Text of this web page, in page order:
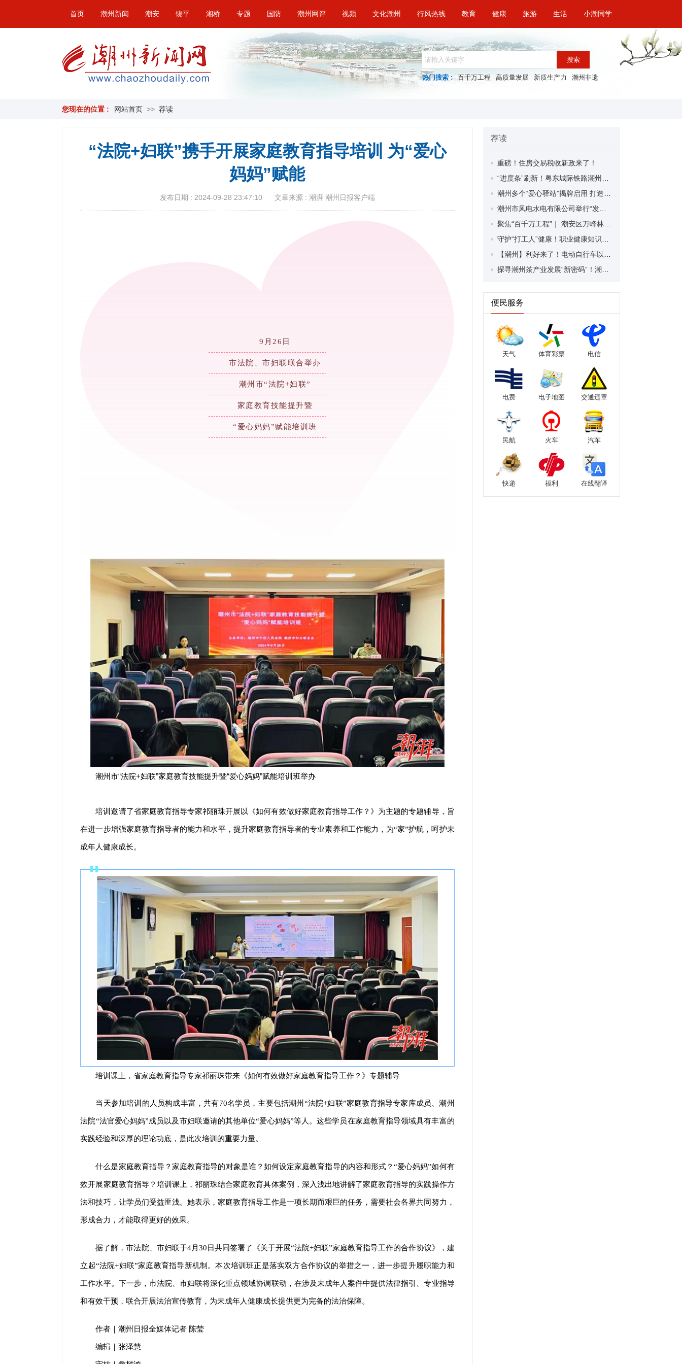
首页 潮州新闻 潮安 饶平 湘桥 专题 国防 潮州网评 视频 文化潮州 行风热线 教育 健康 旅游 生活 小潮同学
搜索
热门搜索 : 百千万工程 高质量发展 新质生产力 潮州非遗
您现在的位置 : 网站首页 >> 荐读
“法院+妇联”携手开展家庭教育指导培训 为“爱心
妈妈”赋能
发布日期 : 2024-09-28 23:47:10 文章来源 : 潮湃 潮州日报客户端
9月26日
市法院、市妇联联合举办
潮州市“法院+妇联”
家庭教育技能提升暨
“爱心妈妈”赋能培训班
潮州市“法院+妇联”家庭教育技能提升暨“爱心妈妈”赋能培训班举办
培训邀请了省家庭教育指导专家祁丽珠开展以《如何有效做好家庭教育指导工作？》为主题的专题辅导，旨
在进一步增强家庭教育指导者的能力和水平，提升家庭教育指导者的专业素养和工作能力，为“家”护航，呵护未
成年人健康成长。
培训课上，省家庭教育指导专家祁丽珠带来《如何有效做好家庭教育指导工作？》专题辅导
当天参加培训的人员构成丰富，共有70名学员，主要包括潮州“法院+妇联”家庭教育指导专家库成员、潮州
法院“法官爱心妈妈”成员以及市妇联邀请的其他单位“爱心妈妈”等人。这些学员在家庭教育指导领域具有丰富的
实践经验和深厚的理论功底，是此次培训的重要力量。
什么是家庭教育指导？家庭教育指导的对象是谁？如何设定家庭教育指导的内容和形式？“爱心妈妈”如何有
效开展家庭教育指导？培训课上，祁丽珠结合家庭教育具体案例，深入浅出地讲解了家庭教育指导的实践操作方
法和技巧，让学员们受益匪浅。她表示，家庭教育指导工作是一项长期而艰巨的任务，需要社会各界共同努力，
形成合力，才能取得更好的效果。
据了解，市法院、市妇联于4月30日共同签署了《关于开展“法院+妇联”家庭教育指导工作的合作协议》，建
立起“法院+妇联”家庭教育指导新机制。本次培训班正是落实双方合作协议的举措之一，进一步提升履职能力和
工作水平。下一步，市法院、市妇联将深化重点领域协调联动，在涉及未成年人案件中提供法律指引、专业指导
和有效干预，联合开展法治宣传教育，为未成年人健康成长提供更为完备的法治保障。
作者｜潮州日报全媒体记者 陈莹
编辑｜张泽慧
荐读
重磅！住房交易税收新政来了！
便民服务
天气 体育彩票 电信
电费 电子地图 交通违章
民航 火车 汽车
快递 福利 在线翻译